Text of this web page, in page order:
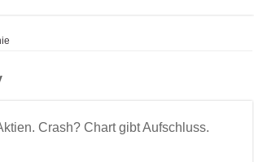
Crash? Chart gibt Aufschluss.